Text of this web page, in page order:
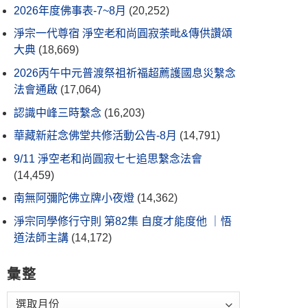
2026年度佛事表-7~8月 (20,252)
淨宗一代尊宿 淨空老和尚圓寂荼毗&傳供讚頌
大典 (18,669)
2026丙午中元普渡祭祖祈福超薦護國息災繫念
法會通啟 (17,064)
認識中峰三時繫念 (16,203)
華藏新莊念佛堂共修活動公告-8月 (14,791)
9/11 淨空老和尚圓寂七七追思繫念法會
(14,459)
南無阿彌陀佛立牌小夜燈 (14,362)
淨宗同學修行守則 第82集 自度才能度他 ｜悟
道法師主講 (14,172)
彙整